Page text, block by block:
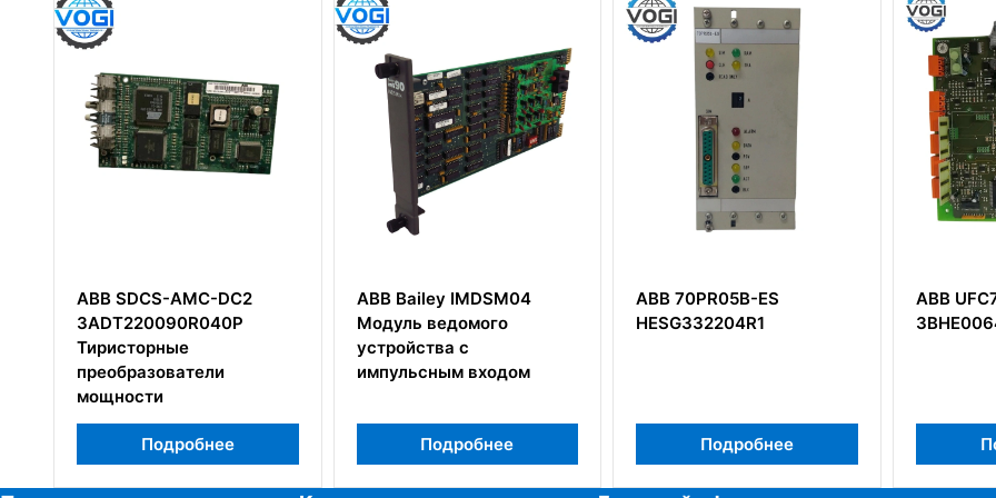
ABB SDCS-AMC-DC2
3ADT220090R040P
Тиристорные
преобразователи
мощности
Подробнее
ABB Bailey IMDSM04
Модуль ведомого
устройства с
импульсным входом
Подробнее
ABB 70PR05B-ES
HESG332204R1
Подробнее
ABB